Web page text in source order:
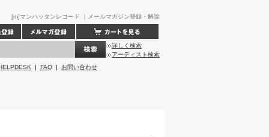
[m]マンハッタンレコード ｜メールマガジン登録・解除
詳しく検索
アーティスト検索
| FAQ | お問い合わせ